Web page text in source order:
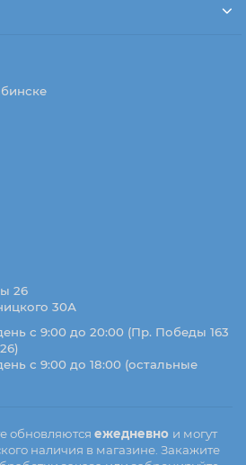
26
30А
с 9:00 до 20:00 (Пр. Победы 163
с 9:00 до 18:00 (остальные
обновляются ежедневно и могут
наличия в магазине. Закажите